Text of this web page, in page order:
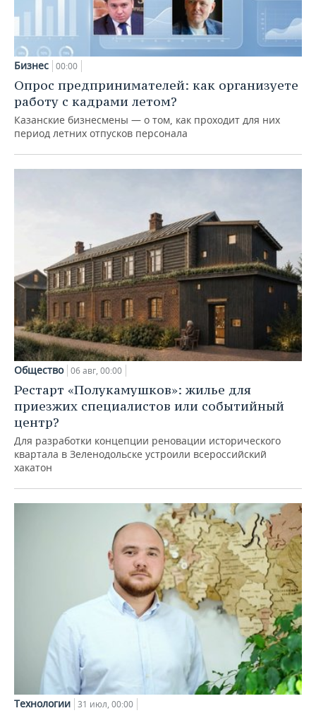
Бизнес 00:00
Опрос предпринимателей: как организуете
работу с кадрами летом?
Казанские бизнесмены — о том, как проходит для них
период летних отпусков персонала
Общество 06 авг, 00:00
Рестарт «Полукамушков»: жилье для
приезжих специалистов или событийный
центр?
Для разработки концепции реновации исторического
квартала в Зеленодольске устроили всероссийский
хакатон
Технологии 31 июл, 00:00